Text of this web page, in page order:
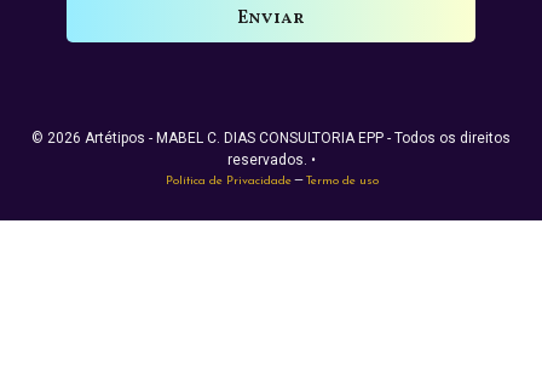
Enviar
© 2026 Artétipos - MABEL C. DIAS CONSULTORIA EPP - Todos os direitos
reservados. •
Política de Privacidade —Termo de uso